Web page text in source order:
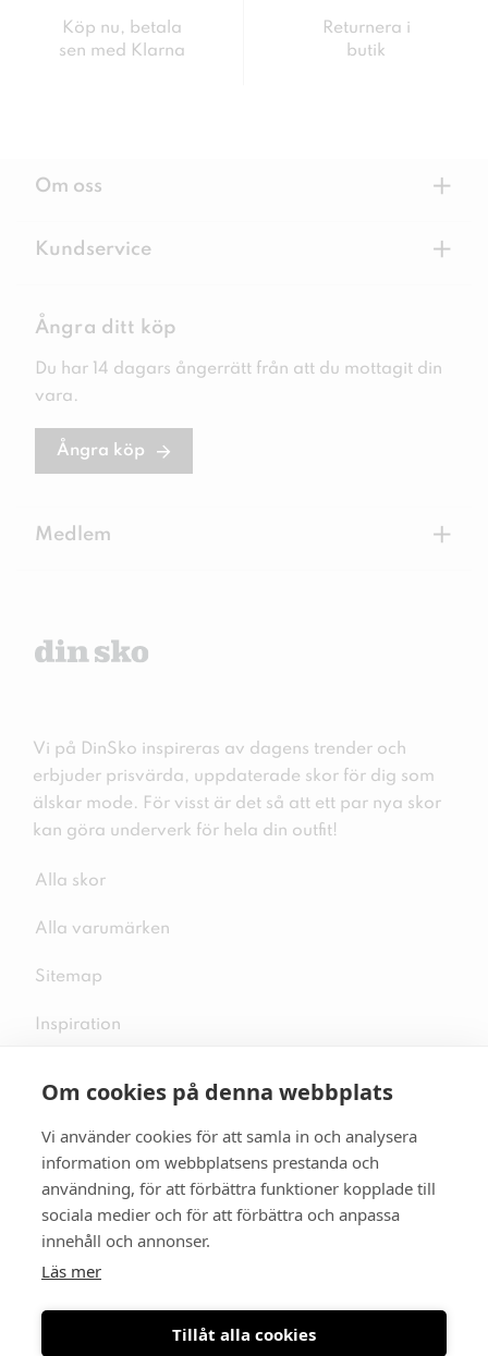
Om cookies på denna webbplats
Vi använder cookies för att samla in och analysera
information om webbplatsens prestanda och
användning, för att förbättra funktioner kopplade till
sociala medier och för att förbättra och anpassa
innehåll och annonser.
Läs mer
Tillåt alla cookies
Köp nu, betala
sen med Klarna
Returnera i
butik
Om oss +
Kundservice +
Ångra ditt köp
Du har 14 dagars ångerrätt från att du mottagit din
vara.
Ångra köp
Medlem +
Vi på DinSko inspireras av dagens trender och
erbjuder prisvärda, uppdaterade skor för dig som
älskar mode. För visst är det så att ett par nya skor
kan göra underverk för hela din outfit!
Alla skor
Alla varumärken
Sitemap
Inspiration
Följ oss på sociala medier
Se mer skor: skopunkten.se